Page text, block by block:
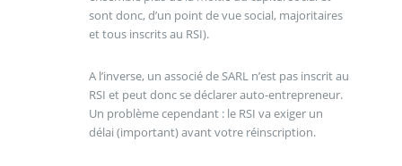
sont donc, d’un point de vue social, majoritaires
et tous inscrits au RSI).
A l’inverse, un associé de SARL n’est pas inscrit au
RSI et peut donc se déclarer auto-entrepreneur.
Un problème cependant : le RSI va exiger un
délai (important) avant votre réinscription.